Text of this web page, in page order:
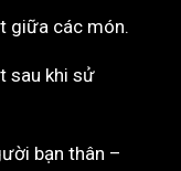
giữa các món.
sau khi sử
bạn thân –